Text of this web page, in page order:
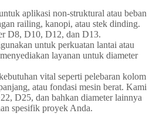
aplikasi non-struktural atau beban
railing, kanopi, atau stek dinding.
D8, D10, D12, dan D13.
untuk perkuatan lantai atau
layanan untuk diameter
vital seperti pelebaran kolom
atau fondasi mesin berat. Kami
D25, dan bahkan diameter lainnya
spesifik proyek Anda.